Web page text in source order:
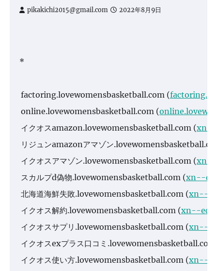
pikakichi2015@gmail.com 2022年8月9日
*
factoring.lovewomensbasketball.com (
online.lovewomensbasketball.com (
イクオスamazon.lovewomensbasketball.com (xn--
リジュンamazonアマゾン
イクオスアマゾン.lovewomensbasketball.com (xn--
スカルプd偽物.lovewomensbasketball.com (xn--d-
北海道海鮮失敗.lovewomensbasketball.com (xn--
イクオス解約.lovewomensbasketball.com (xn--
イクオスサプリ.lovewomensbasketball.com (xn--
イクオスexプラス口コミ
イクオス使い方.lovewomensbasketball.com (xn--